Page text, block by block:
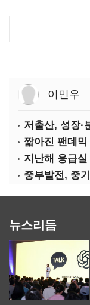
이민우
뉴스리듬